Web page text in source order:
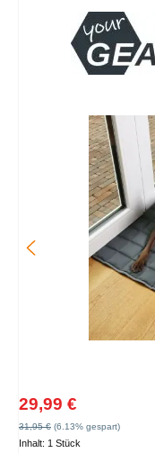
Bildergalerie überspringen
Verkaufspreis:
29,99 €
Regulärer Preis:
31,95 € (6.13% gespart)
Inhalt: 1 Stück